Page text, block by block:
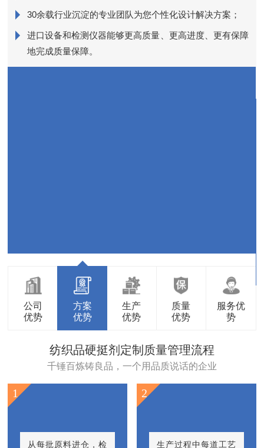
30余载行业沉淀的专业团队为您个性化设计解决方案；
进口设备和检测仪器能够更高质量、更高进度、更有保障
地完成质量保障。
公司
优势
方案
优势
生产
优势
质量
优势
服务优
势
纺织品硬挺剂定制质量管理流程
千锤百炼铸良品，一个用品质说话的企业
从每批原料进仓，检
1
生产过程中每道工艺
2